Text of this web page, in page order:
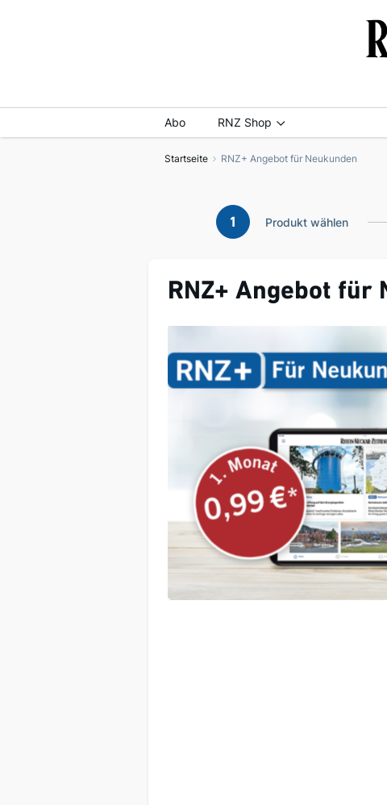
Abo RNZ Shop
Startseite RNZ+ Angebot für Neukunden
1 Produkt wählen
RNZ+ Angebot für